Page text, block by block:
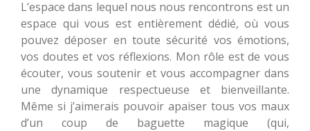
L’espace dans lequel nous nous rencontrons est un
espace qui vous est entièrement dédié, où vous
pouvez déposer en toute sécurité vos émotions,
vos doutes et vos réflexions. Mon rôle est de vous
écouter, vous soutenir et vous accompagner dans
une dynamique respectueuse et bienveillante.
Même si j’aimerais pouvoir apaiser tous vos maux
d’un coup de baguette magique (qui,